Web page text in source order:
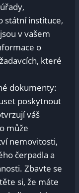
státní instituce,
v vašem
o
které
dokumenty:
poskytnout
váš
může
nemovitosti,
čerpadla a
Zbavte se
si, že máte